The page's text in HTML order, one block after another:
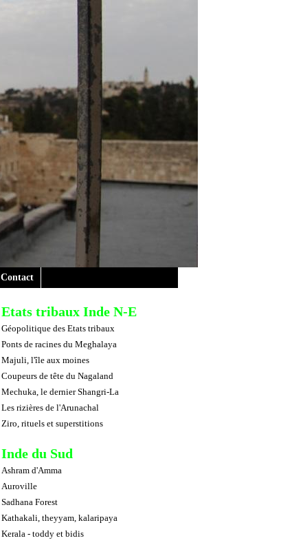
Contact
Etats tribaux Inde N-E
Géopolitique des Etats tribaux
Ponts de racines du Meghalaya
Majuli, l'île aux moines
Coupeurs de tête du Nagaland
Mechuka, le dernier Shangri-La
Les rizières de l'Arunachal
Ziro, rituels et superstitions
Inde du Sud
Ashram d'Amma
Auroville
Sadhana Forest
Kathakali, theyyam, kalaripaya
Kerala - toddy et bidis